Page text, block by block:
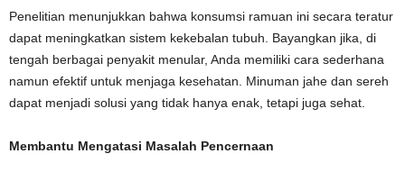
Penelitian menunjukkan bahwa konsumsi ramuan ini secara teratur
dapat meningkatkan sistem kekebalan tubuh. Bayangkan jika, di
tengah berbagai penyakit menular, Anda memiliki cara sederhana
namun efektif untuk menjaga kesehatan. Minuman jahe dan sereh
dapat menjadi solusi yang tidak hanya enak, tetapi juga sehat.
Membantu Mengatasi Masalah Pencernaan